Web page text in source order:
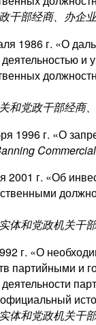
干部经商、办企
1986 г. «О
и
和党政干部经商
1996 г. «О
2001 г. «Об
体和党政机关干
г. «О
партийными и
体和党政机关干